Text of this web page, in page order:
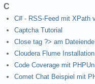
C
C# - RSS-Feed mit XPath
Captcha Tutorial
Close tag ?> am
Cloudera Flume Installation
Code Coverage mit
Comet Chat Beispiel mit